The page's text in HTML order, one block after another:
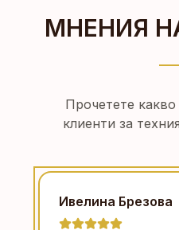
МНЕНИЯ
Прочетете
клиенти за
Ивелина Брезова